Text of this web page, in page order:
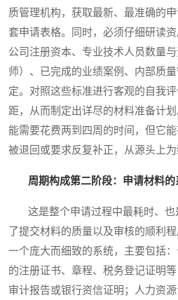
质管理机构，获取最新、最准确的
套申请表格。同时，必须仔细研读
公司注册资本、专业技术人员数量
师）、已完成的业绩案例、内部质
定。对照这些标准进行客观的自我
距，从而制定出详尽的材料准备计
能需要花费两到四周的时间，但它
被退回或要求反复补正，从源头上为
周期构成第二阶段：申请材料
这是整个申请过程中最耗时、也
了提交材料的质量以及审核的顺利
一个庞大而细致的系统，主要包括
的注册证书、章程、税务登记证明
审计报告或银行资信证明；人力资